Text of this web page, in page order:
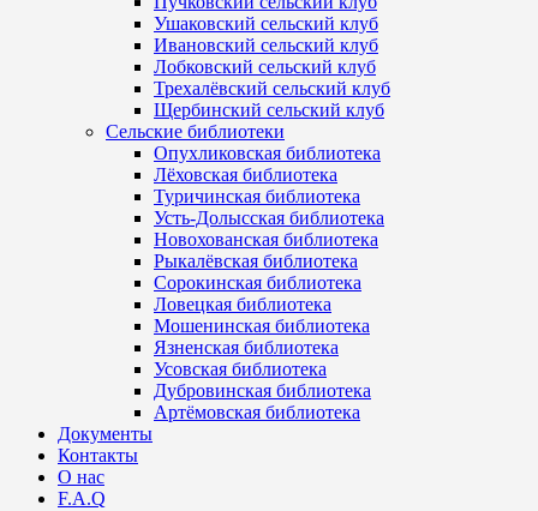
Ушаковский сельский клуб
Ивановский сельский клуб
Лобковский сельский клуб
Трехалёвский сельский клуб
Щербинский сельский клуб
Сельские библиотеки
Опухликовская библиотека
Лёховская библиотека
Туричинская библиотека
Усть-Долысская библиотека
Новохованская библиотека
Рыкалёвская библиотека
Сорокинская библиотека
Ловецкая библиотека
Мошенинская библиотека
Язненская библиотека
Усовская библиотека
Дубровинская библиотека
Артёмовская библиотека
Документы
Контакты
О нас
F.A.Q